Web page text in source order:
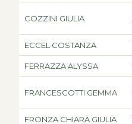
COZZINI GIULIA
ECCEL COSTANZA
FERRAZZA ALYSSA
FRANCESCOTTI GEMMA
FRONZA CHIARA GIULIA